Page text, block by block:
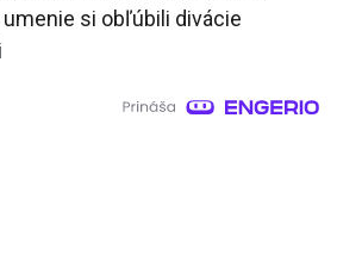
si obľúbili divácie